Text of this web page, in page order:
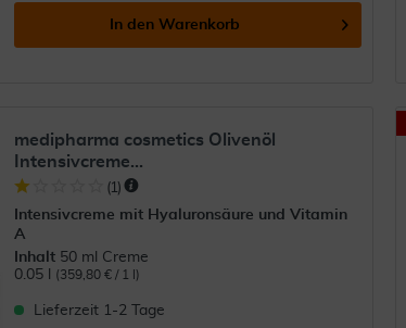
In den Warenkorb
medipharma cosmetics Olivenöl
Intensivcreme...
(1 )
Intensivcreme mit Hyaluronsäure und Vitamin
A
Inhalt 50 ml Creme
0.05 l
(359,80 € / 1 l)
Lieferzeit 1-2 Tage